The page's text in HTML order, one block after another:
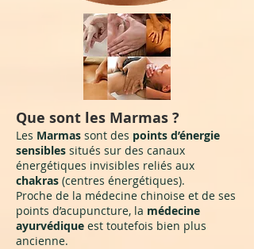
Que sont les Marmas ?
Les Marmas sont des points d’énergie
sensibles situés sur des canaux
énergétiques invisibles reliés aux
chakras (centres énergétiques).
Proche de la médecine chinoise et de ses
points d’acupuncture, la médecine
ayurvédique est toutefois bien plus
ancienne.